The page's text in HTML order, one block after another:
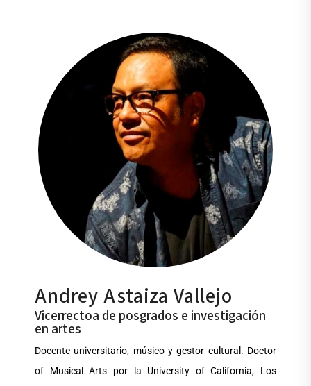
Andrey Astaiza Vallejo
Vicerrectoa de posgrados e investigación
en artes
Docente universitario, músico y gestor cultural. Doctor
of Musical Arts por la University of California, Los